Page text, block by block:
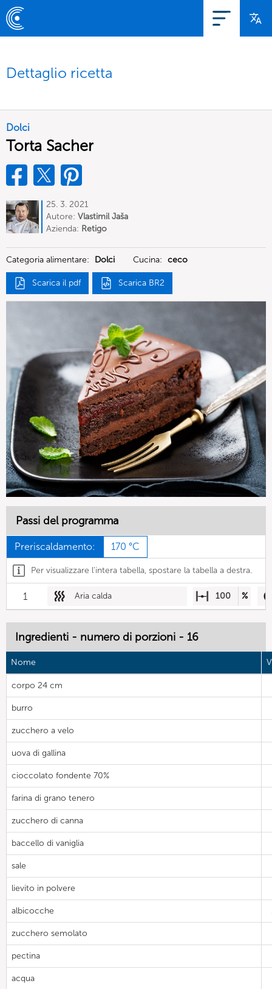
Dettaglio ricetta
Dolci
Torta Sacher
25. 3. 2021
Autore: Vlastimil Jaša
Azienda: Retigo
Categoria alimentare: Dolci Cucina: ceco
Scarica il pdf Scarica BR2
Passi del programma
Preriscaldamento: 170 °C
Per visualizzare l'intera tabella, spostare la tabella a destra.
1 Aria calda 100 %
Ingredienti - numero di porzioni - 16
Nome
corpo 24 cm
burro
zucchero a velo
uova di gallina
cioccolato fondente 70%
farina di grano tenero
zucchero di canna
baccello di vaniglia
sale
lievito in polvere
albicocche
zucchero semolato
pectina
acqua